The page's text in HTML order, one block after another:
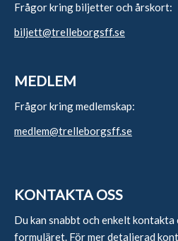
Frågor kring biljetter och årskort:
biljett@trelleborgsff.se
MEDLEM
Frågor kring medlemskap:
medlem@trelleborgsff.se
KONTAKTA OSS
Du kan snabbt och enkelt
formuläret. För mer detaljerad